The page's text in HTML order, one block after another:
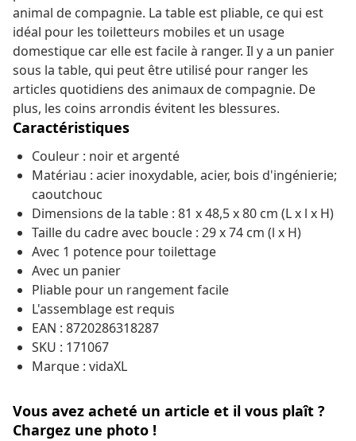
animal de compagnie. La table est pliable, ce qui est
idéal pour les toiletteurs mobiles et un usage
domestique car elle est facile à ranger. Il y a un panier
sous la table, qui peut être utilisé pour ranger les
articles quotidiens des animaux de compagnie. De
plus, les coins arrondis évitent les blessures.
Caractéristiques
Couleur : noir et argenté
Matériau : acier inoxydable, acier, bois d'ingénierie;
caoutchouc
Dimensions de la table : 81 x 48,5 x 80 cm (L x l x H)
Taille du cadre avec boucle : 29 x 74 cm (l x H)
Avec 1 potence pour toilettage
Avec un panier
Pliable pour un rangement facile
L'assemblage est requis
EAN : 8720286318287
SKU : 171067
Marque : vidaXL
Vous avez acheté un article et il vous plaît ?
Chargez une photo !